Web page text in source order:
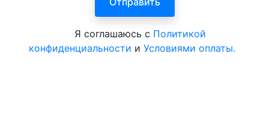
Я соглашаюсь с Политикой
конфиденциальности и Условиями оплаты.